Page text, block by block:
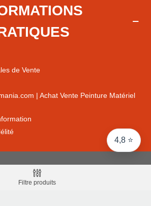
4,8 ⭐
Express, Chez vous, Point relais, Retrait magasin
de Vente
| Achat Vente Peinture Matériel
RCS BORDEAUX 344 037 213 Siret :
Filtre produits